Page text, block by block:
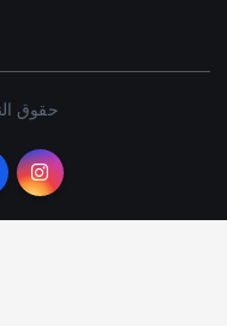
حقوق النشر 2026 المحرر 24